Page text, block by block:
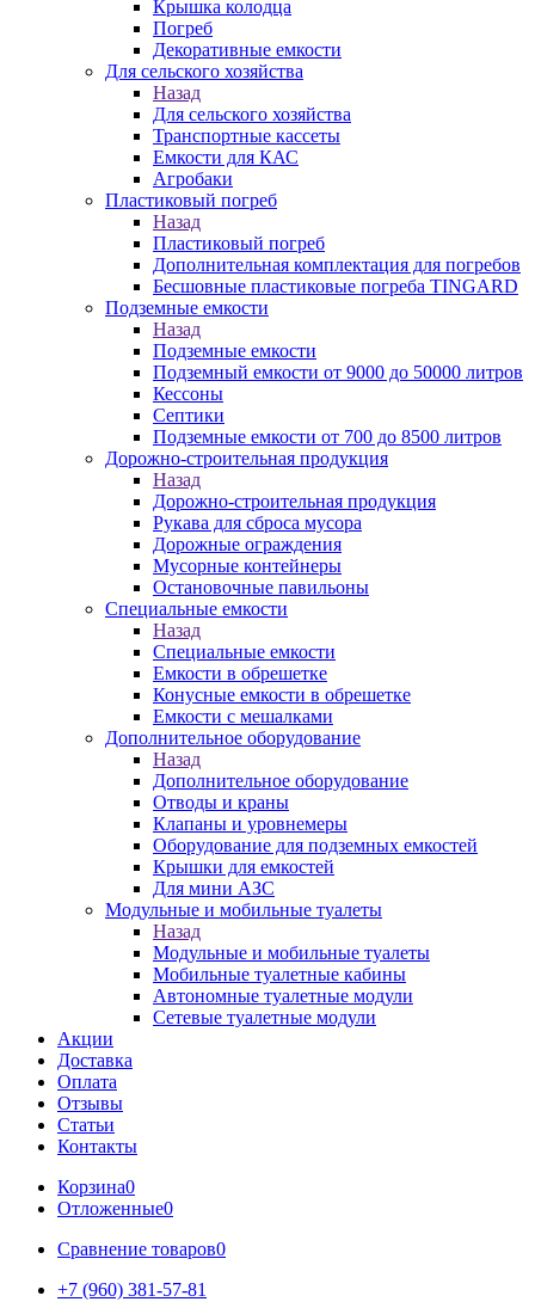
Крышка колодца
Погреб
Декоративные емкости
Для сельского хозяйства
Назад
Для сельского хозяйства
Транспортные кассеты
Емкости для КАС
Агробаки
Пластиковый погреб
Назад
Пластиковый погреб
Дополнительная комплектация для погребов
Бесшовные пластиковые погреба TINGARD
Подземные емкости
Назад
Подземные емкости
Подземный емкости от 9000 до 50000 литров
Кессоны
Септики
Подземные емкости от 700 до 8500 литров
Дорожно-строительная продукция
Назад
Дорожно-строительная продукция
Рукава для сброса мусора
Дорожные ограждения
Мусорные контейнеры
Остановочные павильоны
Специальные емкости
Назад
Специальные емкости
Емкости в обрешетке
Конусные емкости в обрешетке
Емкости с мешалками
Дополнительное оборудование
Назад
Дополнительное оборудование
Отводы и краны
Клапаны и уровнемеры
Оборудование для подземных емкостей
Крышки для емкостей
Для мини АЗС
Модульные и мобильные туалеты
Назад
Модульные и мобильные туалеты
Мобильные туалетные кабины
Автономные туалетные модули
Сетевые туалетные модули
Акции
Доставка
Оплата
Отзывы
Статьи
Контакты
Корзина0
Отложенные0
Сравнение товаров0
+7 (960) 381-57-81